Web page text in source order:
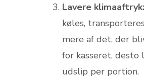
Lavere klimaaftryk:
køles,
mere af det, der
for kasseret, desto
udslip per portion.